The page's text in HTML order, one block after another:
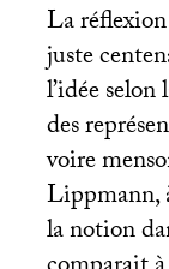
La
juste
l’idée
des
voire
Lippmann,
la notion